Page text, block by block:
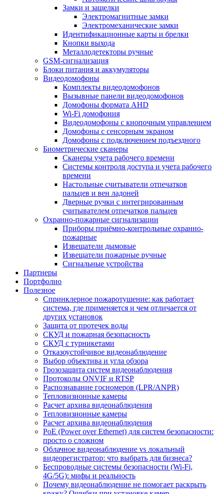
Замки и защелки
Электромагнитные замки
Электромеханические замки
Идентификационные карты и брелки
Кнопки выхода
Металлодетекторы ручные
GSM-сигнализация
Блоки питания и аккумуляторы
Видеодомофоны
Комплекты видеодомофонов
Вызывные панели видеодомофонов
Домофоны формата AHD
Wi-Fi домофония
Видеодомофоны с кнопочным управлением
Домофоны с сенсорным экраном
Домофоны с подключением подъездного
Биометрические сканеры
Сканеры учета рабочего времени
Системы контроля доступа и учета рабочего
времени
Настольные считыватели отпечатков
пальцев и вен ладоней
Дверные ручки с интегрированным
считывателем отпечатков пальцев
Охранно-пожарные сигнализации
Приборы приёмно-контрольные охранно-
пожарные
Извещатели дымовые
Извещатели пожарные ручные
Сигнальные устройства
Партнеры
Портфолио
Полезное
Спринклерное пожаротушение: как работает
система, где применяется и чем отличается от
других установок
Защита от протечек воды
СКУД и пожарная безопасность
СКУД с турникетами
Отказоустойчивое видеонаблюдение
Выбор объектива и угла обзора
Грозозащита систем видеонаблюдения
Протоколы ONVIF и RTSP
Распознавание госномеров (LPR/ANPR)
Тепловизионные камеры
Расчет архива видеонаблюдения
Тепловизионные камеры
Расчет архива видеонаблюдения
PoE (Power over Ethernet) для систем безопасности:
просто о сложном
Облачное видеонаблюдение vs локальный
видеорегистратор: что выбрать для бизнеса?
Беспроводные системы безопасности (Wi-Fi,
4G/5G): мифы и реальность
Почему видеонаблюдение не помогает раскрыть